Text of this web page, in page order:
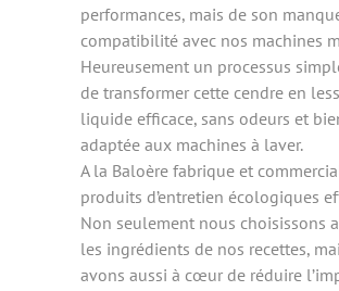
performances, mais de son
compatibilité avec nos machines
Heureusement un processus
de transformer cette cendre en
liquide efficace, sans odeurs et
adaptée aux machines à laver.
A la Baloère fabrique et
produits d’entretien écologiques
Non seulement nous choisissons
les ingrédients de nos recettes,
avons aussi à cœur de réduire